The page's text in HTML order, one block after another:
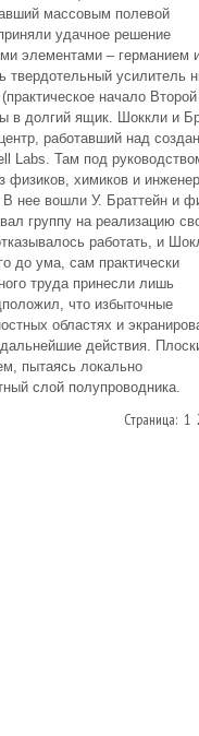
массовым полевой
удачное решение
элементами – германием
твердотельный усилитель
начало Второй
долгий ящик. Шоккли и
работавший над
Labs. Там под
физиков, химиков и
нее вошли У. Браттейн и
группу на реализацию
работать, и
до ума, сам практически
труда принесли лишь
что избыточные
областях и
действия.
пытаясь локально
слой полупроводника.
Страница: 1